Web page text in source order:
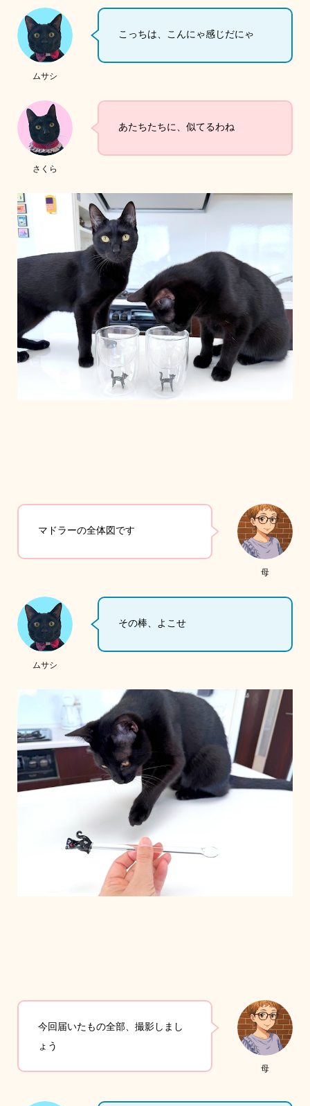
ムサシ
こっちは、こんにゃ感じだにゃ
さくら
あたちたちに、似てるわね
母
マドラーの全体図です
ムサシ
その棒、よこせ
母
今回届いたもの全部、撮影しまし
ょう